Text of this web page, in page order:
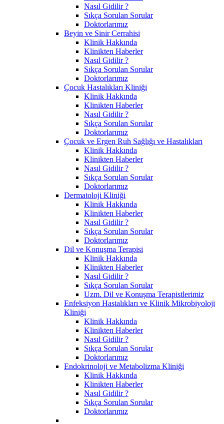
Nasıl Gidilir ?
Sıkça Sorulan Sorular
Doktorlarımız
Beyin ve Sinir Cerrahisi
Klinik Hakkında
Klinikten Haberler
Nasıl Gidilir ?
Sıkça Sorulan Sorular
Doktorlarımız
Çocuk Hastalıkları Kliniği
Klinik Hakkında
Klinikten Haberler
Nasıl Gidilir ?
Sıkça Sorulan Sorular
Doktorlarımız
Çocuk ve Ergen Ruh Sağlığı ve Hastalıkları
Klinik Hakkında
Klinikten Haberler
Nasıl Gidilir ?
Sıkça Sorulan Sorular
Doktorlarımız
Dermatoloji Kliniği
Klinik Hakkında
Klinikten Haberler
Nasıl Gidilir ?
Sıkça Sorulan Sorular
Doktorlarımız
Dil ve Konuşma Terapisi
Klinik Hakkında
Klinikten Haberler
Nasıl Gidilir ?
Sıkça Sorulan Sorular
Uzm. Dil ve Konuşma Terapistlerimiz
Enfeksiyon Hastalıkları ve Klinik Mikrobiyoloji
Kliniği
Klinik Hakkında
Klinikten Haberler
Nasıl Gidilir ?
Sıkça Sorulan Sorular
Doktorlarımız
Endokrinoloji ve Metabolizma Kliniği
Klinik Hakkında
Klinikten Haberler
Nasıl Gidilir ?
Sıkça Sorulan Sorular
Doktorlarımız